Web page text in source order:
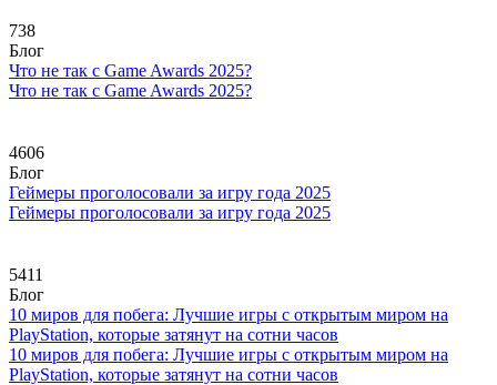
738
Блог
Что не так с Game Awards 2025?
Что не так с Game Awards 2025?
4606
Блог
Геймеры проголосовали за игру года 2025
Геймеры проголосовали за игру года 2025
5411
Блог
10 миров для побега: Лучшие игры с открытым миром на
PlayStation, которые затянут на сотни часов
10 миров для побега: Лучшие игры с открытым миром на
PlayStation, которые затянут на сотни часов